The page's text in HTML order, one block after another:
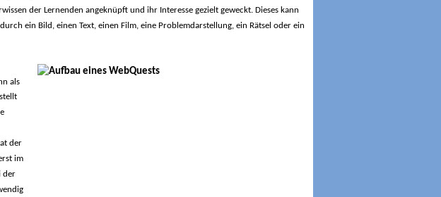
der Lernenden angeknüpft und ihr Interesse gezielt geweckt. Dieses kann
ein Bild, einen Text, einen Film, eine Problemdarstellung, ein Rätsel oder ein
als
der
im
der